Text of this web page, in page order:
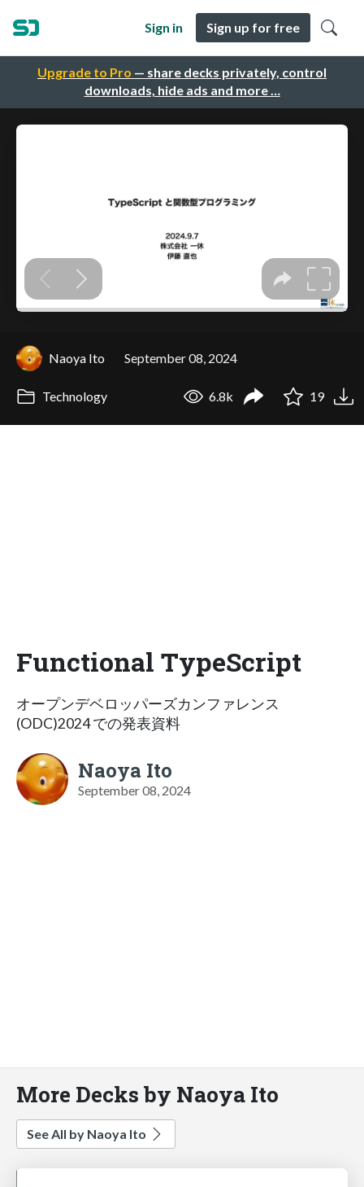
Upgrade to Pro — share decks privately, control
downloads, hide ads and more …
Sign in Sign up for free
Naoya Ito September 08, 2024
Technology 6.8k 19
Functional TypeScript
オープンデベロッパーズカンファレンス
(ODC)2024 での発表資料
Naoya Ito
September 08, 2024
More Decks by Naoya Ito
See All by Naoya Ito